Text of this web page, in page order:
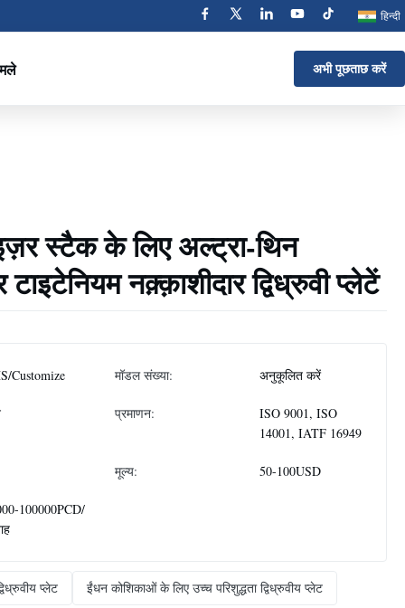
हिन्दी
अभी पूछताछ करें
स्टैक के लिए अल्ट्रा-थिन
नक़्क़ाशीदार द्विध्रुवी प्लेटें
Customize मॉडल संख्या: अनुकूलित करें
प्रमाणन:
ISO 9001, ISO
14001, IATF 16949
मूल्य: 50-100USD
100000PCD/
प्लेट ईंधन कोशिकाओं के लिए उच्च परिशुद्धता द्विध्रुवीय प्लेट